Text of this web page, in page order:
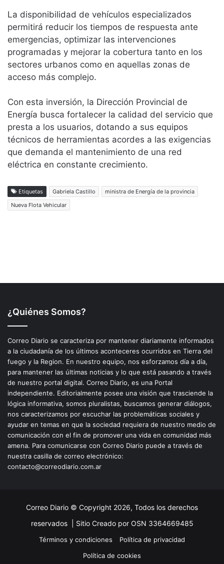
¿Quiénes Somos?
Correo Diario se caracteriza por mantener diariamente informados
a la ciudadanía de los últimos aconteceres ocurridos en Tierra del
fuego y la Region. En nuestro equipo, nos esforzamos día a día,
para mantener las últimas noticias y lo que está pasando a través
de nuestro portal digital. Correo Diario, es una Portal
independiente. Editorialmente posee una visión que trasciende la
lógica informativa, somos pluralistas, buscamos generar diálogos,
nos caracterizamos por escuchar las problemáticas sociales y
ayudar en temas en que la sociedad requiera de nuestro medio de
comunicación con el fin de promover una vida en comunidad más
amena. Para comunicarse con Correo Diario puede a través de
nuestra casilla de correo electrónico:
contacto@correodiario.com.ar
Correo Diario © Copyright 2026, Todos los derechos
reservados | Sitio Creado por OSN 3364669485
Términos y condiciones
Política de privacidad
Política de cookies